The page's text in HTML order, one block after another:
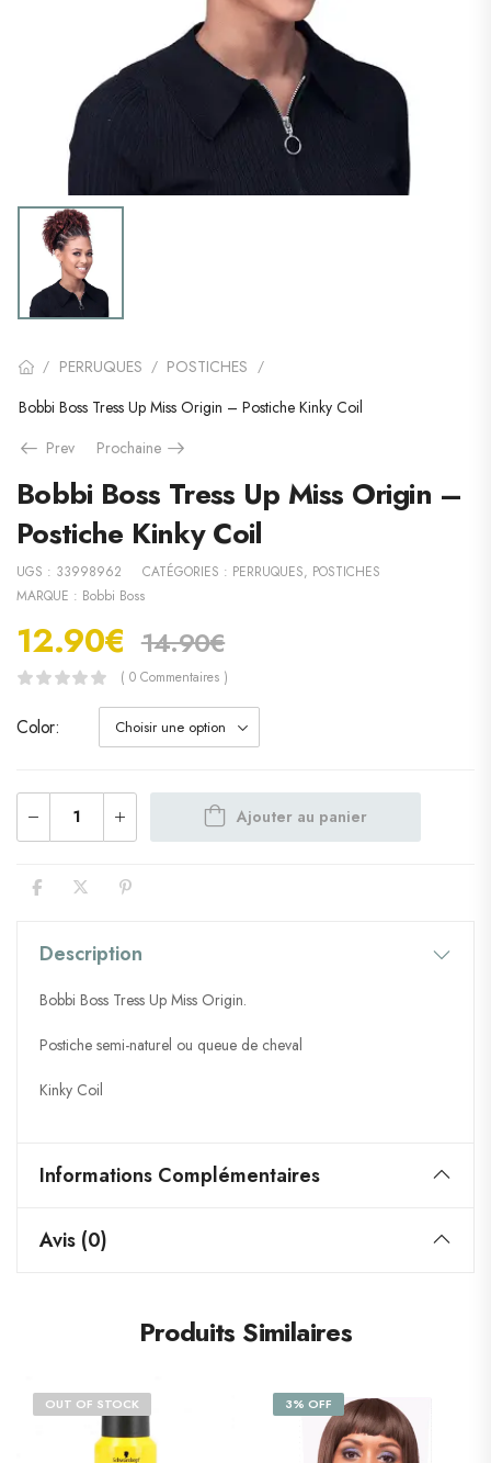
/ PERRUQUES / POSTICHES /
Bobbi Boss Tress Up Miss Origin – Postiche Kinky Coil
Prev
Prochaine
Bobbi Boss Tress Up Miss Origin –
Postiche Kinky Coil
UGS : 33998962 CATÉGORIES : PERRUQUES, POSTICHES
MARQUE : Bobbi Boss
12.90€ 14.90€
( 0 Commentaires )
Color
Ajouter au panier
Description
Bobbi Boss Tress Up Miss Origin.
Postiche semi-naturel ou queue de cheval
Kinky Coil
Informations Complémentaires
Avis (0)
Produits Similaires
OUT OF STOCK 3% OFF